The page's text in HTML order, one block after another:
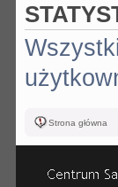
Strona główna